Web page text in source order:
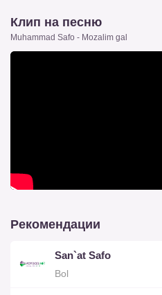
Клип на песню
Muhammad Safo - Mozalim gal
Рекомендации
San`at Safo
Bol